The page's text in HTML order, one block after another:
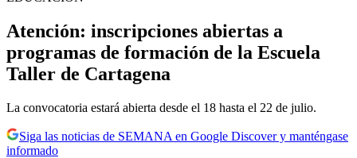
Atención: inscripciones abiertas a
programas de formación de la Escuela
Taller de Cartagena
La convocatoria estará abierta desde el 18 hasta el 22 de julio.
Siga las noticias de SEMANA en Google Discover y manténgase
informado